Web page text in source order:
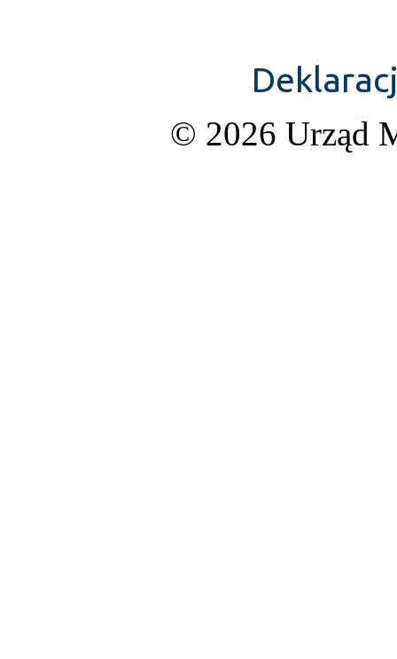
© 2026 Urząd